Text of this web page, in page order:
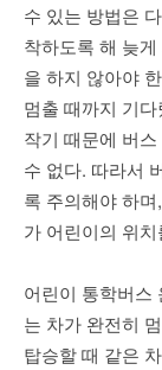
수 있는 방법은
착하도록 해 늦
을 하지 않아야
멈출 때까지 기
작기 때문에 버
수 없다. 따라서
록 주의해야 하
가 어린이의 위
어린이 통학버스
는 차가 완전히
탑승할 때 같은